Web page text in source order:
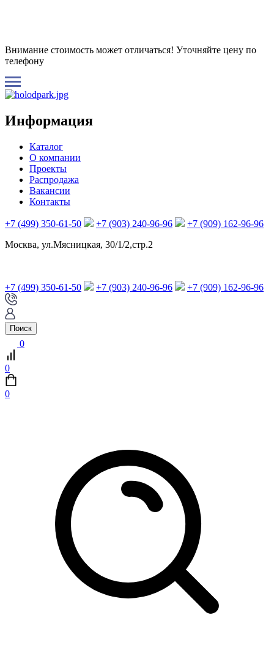
Внимание стоимость может отличаться! Уточняйте цену по
телефону
Информация
Каталог
О компании
Проекты
Распродажа
Вакансии
Контакты
+7 (499) 350-61-50 +7 (903) 240-96-96
+7 (909) 162-96-96
Москва, ул.Мясницкая, 30/1/2,стр.2
+7 (499) 350-61-50 +7 (903) 240-96-96 +7 (909) 162-96-96
Поиск
0
0
0